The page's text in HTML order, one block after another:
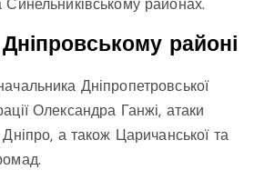
Синельниківському районах.
районі
Дніпропетровської
Олександра Ганжі, атаки
Дніпро, а також Царичанської та